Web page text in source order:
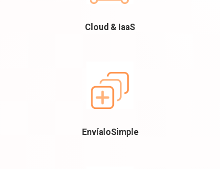
Cloud & IaaS
EnvíaloSimple